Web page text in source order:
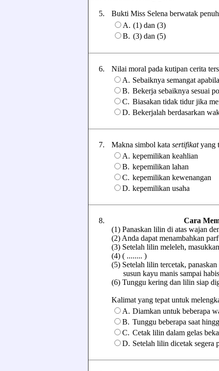
5.
Bukti Miss Selena berwatak
A. (1) dan (3)
B. (3) dan (5)
6.
Nilai moral pada kutipan cerita
A. Sebaiknya semangat
B. Bekerja sebaiknya sesuai
C. Biasakan tidak tidur jika
D. Bekerjalah berdasarkan
7. Makna simbol kata sertifikatyang
A. kepemilikan keahlian
B. kepemilikan lahan
C. kepemilikan kewenangan
D. kepemilikan usaha
8.
Cara
(1) Panaskan lilin di atas wajan
(2) Anda dapat menambahkan
(3) Setelah lilin meleleh,
(4) ( ........ )
(5) Setelah lilin tercetak,
susun kayu manis sampai
(6) Tunggu kering dan lilin siap
Kalimat yang tepat untuk
A. Diamkan untuk beberapa
B. Tunggu beberapa saat
C. Cetak lilin dalam gelas
D. Setelah lilin dicetak segera